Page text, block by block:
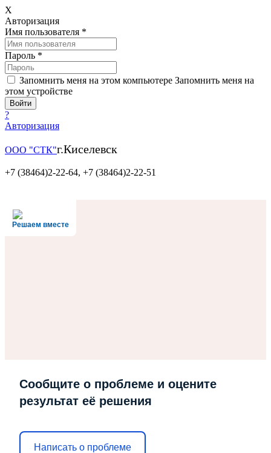
X
Авторизация
Имя пользователя *
Пароль *
Запомнить меня на этом компьютере Запомнить меня на
этом устройстве
?
Авторизация
ООО "СТК"г.Киселевск
+7 (38464)2-22-64, +7 (38464)2-22-51
Решаем вместе
Сообщите о проблеме и оцените
результат её решения
Написать о проблеме